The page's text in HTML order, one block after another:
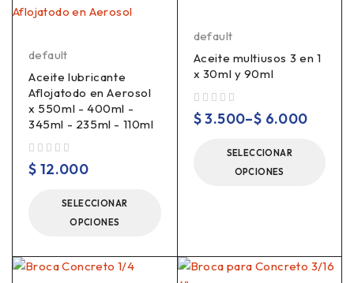
default
Aceite lubricante
Aflojatodo en Aerosol
x 550ml - 400ml -
345ml - 235ml - 110ml
$ 12.000
SELECCIONAR
OPCIONES
default
Aceite multiusos 3 en 1
x 30ml y 90ml
$3.500–$ 6.000
SELECCIONAR
OPCIONES